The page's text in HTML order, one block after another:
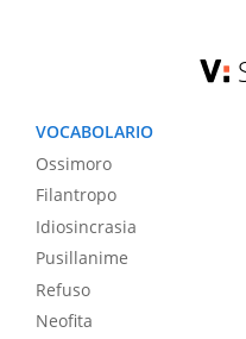
VOCABOLARIO
Ossimoro
Filantropo
Idiosincrasia
Pusillanime
Refuso
Neofita